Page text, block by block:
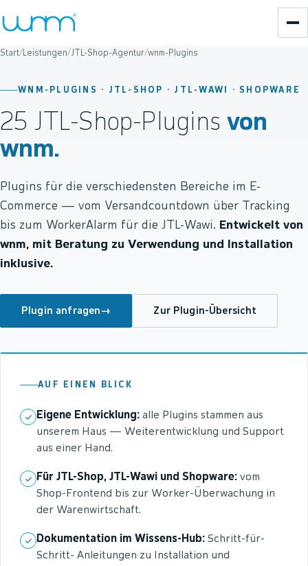
Start/Leistungen/JTL-Shop-Agentur/wnm-Plugins
WNM-PLUGINS · JTL-SHOP · JTL-WAWI · SHOPWARE
25 JTL-Shop-Plugins von
wnm.
Plugins für die verschiedensten Bereiche im E-
Commerce — vom Versandcountdown über Tracking
bis zum WorkerAlarm für die JTL-Wawi. Entwickelt von
wnm, mit Beratung zu Verwendung und Installation
inklusive.
Plugin anfragen→ Zur Plugin-Übersicht
AUF EINEN BLICK
Eigene Entwicklung: alle Plugins stammen aus
unserem Haus — Weiterentwicklung und Support
aus einer Hand.
Für JTL-Shop, JTL-Wawi und Shopware: vom
Shop-Frontend bis zur Worker-Überwachung in
der Warenwirtschaft.
Dokumentation im Wissens-Hub: Schritt-für-
Schritt- Anleitungen zu Installation und